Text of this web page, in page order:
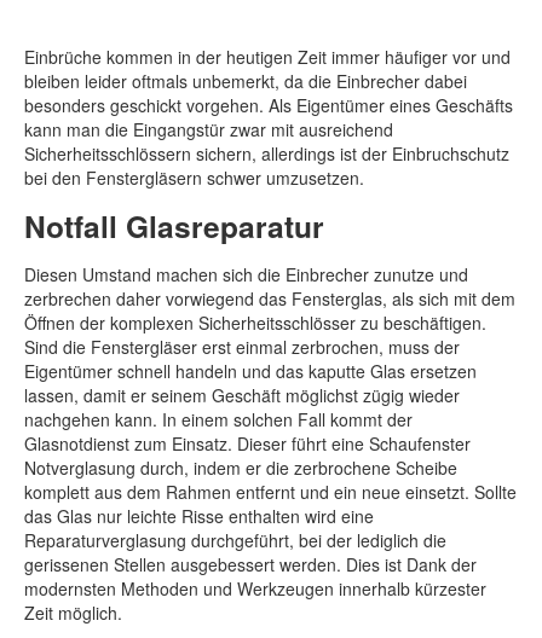
Einbrüche kommen in der heutigen Zeit immer häufiger vor und
bleiben leider oftmals unbemerkt, da die Einbrecher dabei
besonders geschickt vorgehen. Als Eigentümer eines Geschäfts
kann man die Eingangstür zwar mit ausreichend
Sicherheitsschlössern sichern, allerdings ist der Einbruchschutz
bei den Fenstergläsern schwer umzusetzen.
Notfall Glasreparatur
Diesen Umstand machen sich die Einbrecher zunutze und
zerbrechen daher vorwiegend das Fensterglas, als sich mit dem
Öffnen der komplexen Sicherheitsschlösser zu beschäftigen.
Sind die Fenstergläser erst einmal zerbrochen, muss der
Eigentümer schnell handeln und das kaputte Glas ersetzen
lassen, damit er seinem Geschäft möglichst zügig wieder
nachgehen kann. In einem solchen Fall kommt der
Glasnotdienst zum Einsatz. Dieser führt eine Schaufenster
Notverglasung durch, indem er die zerbrochene Scheibe
komplett aus dem Rahmen entfernt und ein neue einsetzt. Sollte
das Glas nur leichte Risse enthalten wird eine
Reparaturverglasung durchgeführt, bei der lediglich die
gerissenen Stellen ausgebessert werden. Dies ist Dank der
modernsten Methoden und Werkzeugen innerhalb kürzester
Zeit möglich.